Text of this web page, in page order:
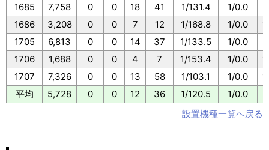
1685
7,758 0 0 18 41 1/131.4 1/0.0
1686
3,208 0 0 7 12 1/168.8 1/0.0
1705
6,813 0 0 14 37 1/133.5 1/0.0
1706
1,688 0 0 4 7 1/153.4 1/0.0
1707
7,326 0 0 13 58 1/103.1 1/0.0
平均
5,728 0 0 12 36 1/120.5 1/0.0
設置機種一覧へ戻る